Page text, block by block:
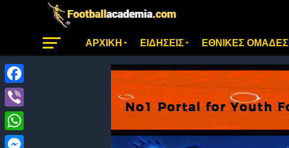
ΑΡΧΙΚΗ ΕΙΔΗΣΕΙΣ ΕΘΝΙΚΕΣ ΟΜΑΔΕΣ
Facebook
Viber
WhatsApp